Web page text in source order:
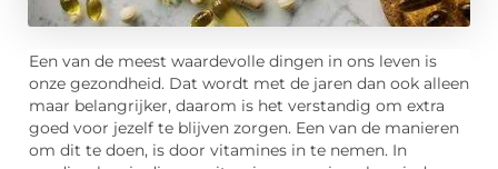
Een van de meest waardevolle dingen in ons leven is
onze gezondheid. Dat wordt met de jaren dan ook alleen
maar belangrijker, daarom is het verstandig om extra
goed voor jezelf te blijven zorgen. Een van de manieren
om dit te doen, is door vitamines in te nemen. In